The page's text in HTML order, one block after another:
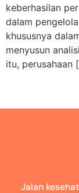
keberhasilan
dalam
khususnya
menyusun
itu, perusahaan
Jalan